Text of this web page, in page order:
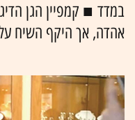
במדד ■ קמפיין הגן
אהדה, אך היקף השיח